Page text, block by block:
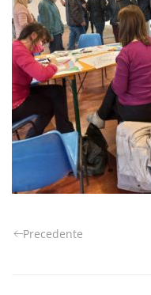
Precedente